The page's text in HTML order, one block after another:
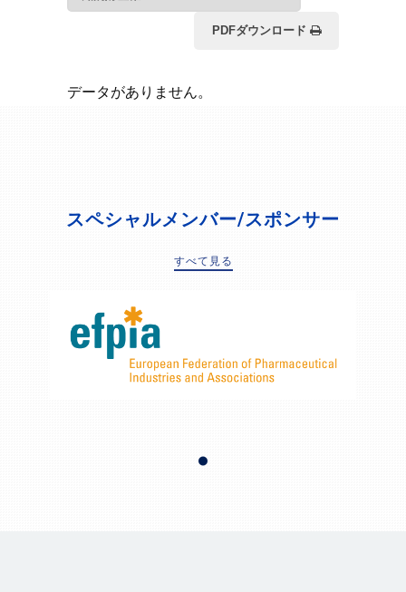
PDFダウンロード
データがありません。
スペシャルメンバー/スポンサー
すべて見る